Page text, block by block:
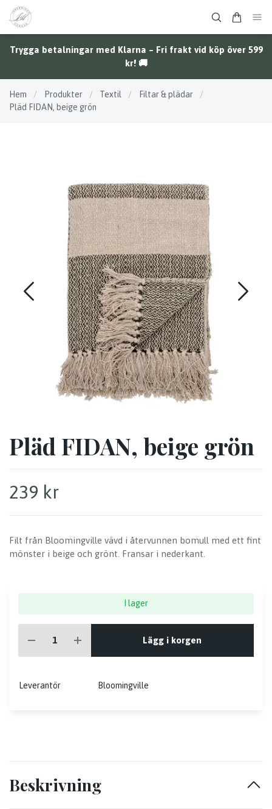
Trygga betalningar med Klarna – Fri frakt vid köp över 599
kr! 🚚
Hem / Produkter / Textil / Filtar & plädar
/
Pläd FIDAN, beige grön
Pläd FIDAN, beige grön
239 kr
Filt från Bloomingville vävd i återvunnen bomull med ett fint
mönster i beige och grönt. Fransar i nederkant.
I lager
Lägg i korgen
Leverantör Bloomingville
Beskrivning